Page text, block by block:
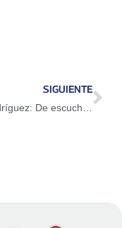
SIGUIENTE